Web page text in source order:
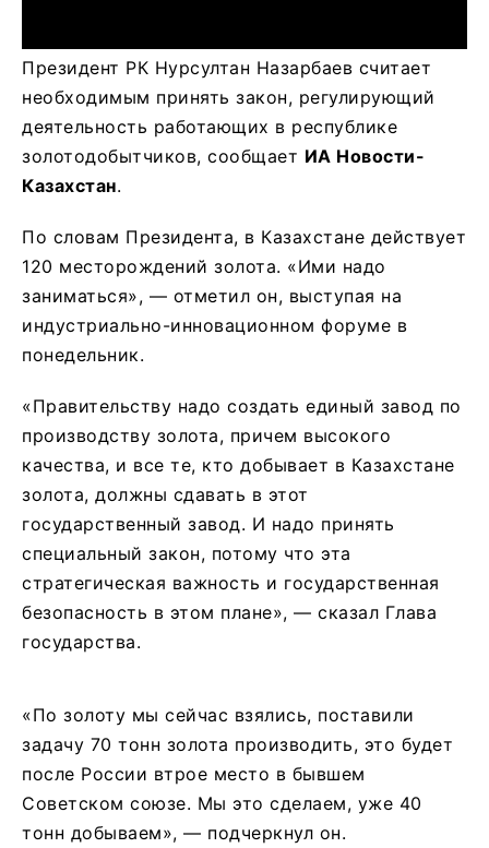
Президент РК Нурсултан Назарбаев считает
необходимым принять закон, регулирующий
деятельность работающих в республике
золотодобытчиков, сообщает ИА Новости-
Казахстан.
По словам Президента, в Казахстане действует
120 месторождений золота. «Ими надо
заниматься», — отметил он, выступая на
индустриально-инновационном форуме в
понедельник.
«Правительству надо создать единый завод по
производству золота, причем высокого
качества, и все те, кто добывает в Казахстане
золота, должны сдавать в этот
государственный завод. И надо принять
специальный закон, потому что эта
стратегическая важность и государственная
безопасность в этом плане», — сказал Глава
государства.
«По золоту мы сейчас взялись, поставили
задачу 70 тонн золота производить, это будет
после России втрое место в бывшем
Советском союзе. Мы это сделаем, уже 40
тонн добываем», — подчеркнул он.